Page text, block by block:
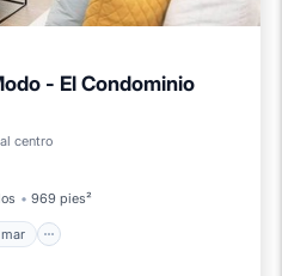
- El Condominio
centro
969 pies²
Frente al mar